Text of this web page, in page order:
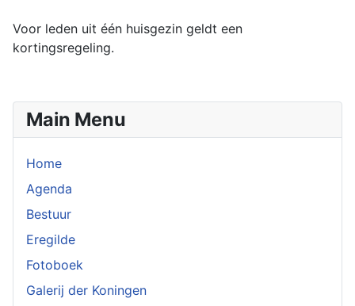
Main Menu
Home
Agenda
Bestuur
Eregilde
Fotoboek
Galerij der Koningen
Voor leden uit één huisgezin geldt een
kortingsregeling.